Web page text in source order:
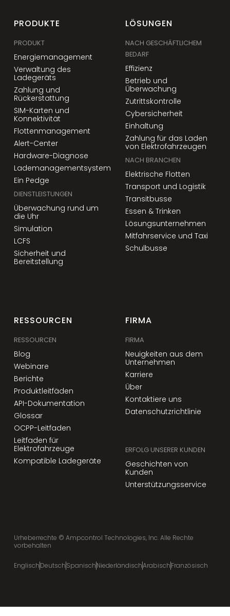
PRODUKTE
PRODUKT
Energiemanagement
Verwaltung des
Ladegeräts
Zahlung und
Rückerstattung
SIM-Karten und
Konnektivität
Flottenmanagement
Alert-Center
Hardware-Diagnose
Lademanagementsystem
Ein Pedge
DIENSTLEISTUNGEN
Überwachung rund um
die Uhr
Simulation
LCFS
Sicherheit und
Bereitstellung
LÖSUNGEN
NACH GESCHÄFTLICHEM
BEDARF
Effizienz
Betrieb und
Überwachung
Zutrittskontrolle
Cybersicherheit
Einhaltung
Zahlung für das Laden
von Elektrofahrzeugen
NACH BRANCHEN
Elektrische Flotten
Transport und Logistik
Transitbusse
Essen & Trinken
Lösungsunternehmen
Mitfahrservice und Taxi
Schulbusse
RESSOURCEN
RESSOURCEN
Blog
Webinare
Berichte
Produktleitfäden
API-Dokumentation
Glossar
OCPP-Leitfaden
Leitfaden für
Elektrofahrzeuge
Kompatible Ladegeräte
FIRMA
FIRMA
Neuigkeiten aus dem
Unternehmen
Karriere
Über
Kontaktiere uns
Datenschutzrichtlinie
ERFOLG UNSERER KUNDEN
Geschichten von
Kunden
Unterstützungsservice
Urheberrechte © Ampcontrol Technologies, Inc. Alle Rechte
vorbehalten
EnglischDeutschSpanischNiederländischArabischFranzösisch